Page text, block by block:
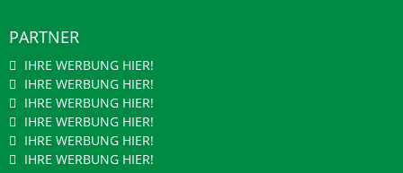
PARTNER
IHRE WERBUNG HIER!
IHRE WERBUNG HIER!
IHRE WERBUNG HIER!
IHRE WERBUNG HIER!
IHRE WERBUNG HIER!
IHRE WERBUNG HIER!